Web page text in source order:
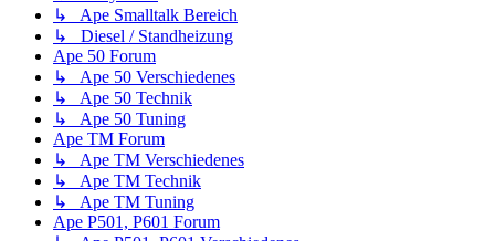
↳ Ape Smalltalk Bereich
↳ Diesel / Standheizung
Ape 50 Forum
↳ Ape 50 Verschiedenes
↳ Ape 50 Technik
↳ Ape 50 Tuning
Ape TM Forum
↳ Ape TM Verschiedenes
↳ Ape TM Technik
↳ Ape TM Tuning
Ape P501, P601 Forum